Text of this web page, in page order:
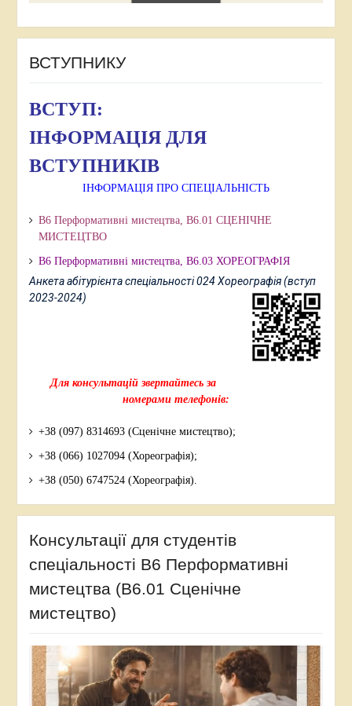
ВСТУПНИКУ
ВСТУП:
ІНФОРМАЦІЯ ДЛЯ
ВСТУПНИКІВ
ІНФОРМАЦІЯ ПРО СПЕЦІАЛЬНІСТЬ
В6 Перформативні мистецтва, В6.01 СЦЕНІЧНЕ
МИСТЕЦТВО
В6 Перформативні мистецтва, В6.03 ХОРЕОГРАФІЯ
Анкета абітурієнта спеціальності 024 Хореографія (вступ
2023-2024)
Для консультацій звертайтесь за
номерами телефонів:
+38 (097) 8314693 (Сценічне мистецтво);
+38 (066) 1027094 (Хореографія);
+38 (050) 6747524 (Хореографія).
Консультації для студентів
спеціальності В6 Перформативні
мистецтва (В6.01 Сценічне
мистецтво)